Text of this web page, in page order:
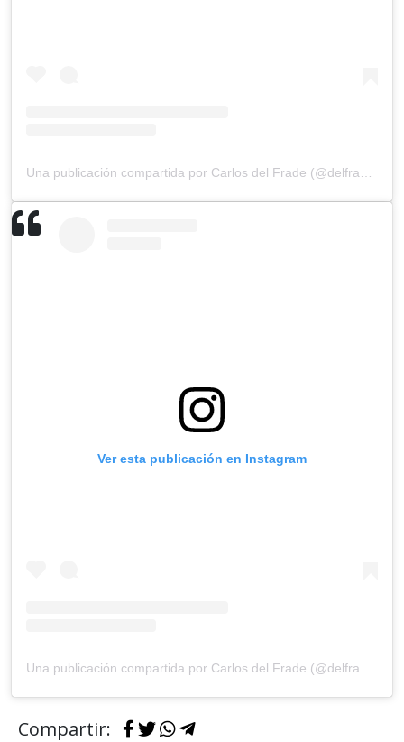
Una publicación compartida por Carlos del Frade (@delfradecarlos)
Ver esta publicación en Instagram
Compartir: